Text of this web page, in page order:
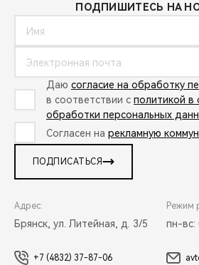
ПОДПИШИТЕСЬ НА
Даю согласие на обработку
в соответствии с политикой в
обработки персональных
Согласен на рекламную
ПОДПИСАТЬСЯ
Адрес:
Брянск, ул. Литейная, д. 3/5
Режим
пн-вс:
+7 (4832) 37-87-06